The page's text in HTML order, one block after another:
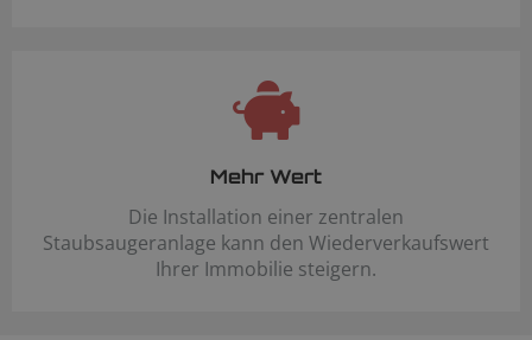
Mehr Wert
Die Installation einer zentralen
Staubsaugeranlage kann den Wiederverkaufswert
Ihrer Immobilie steigern.